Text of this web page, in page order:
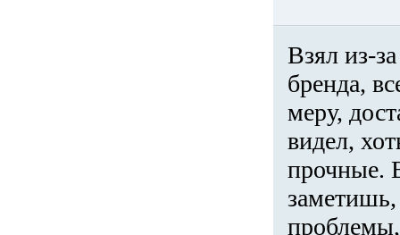
Взял из-
бренда,
меру,
видел,
прочные.
проблемы,